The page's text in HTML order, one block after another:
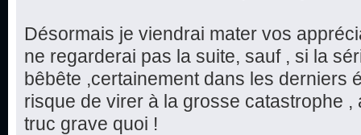
Désormais je viendrai mater vos
ne regarderai pas la suite, sauf , si la
bêbête ,certainement dans les derniers
risque de virer à la grosse catastrophe ,
truc grave quoi !